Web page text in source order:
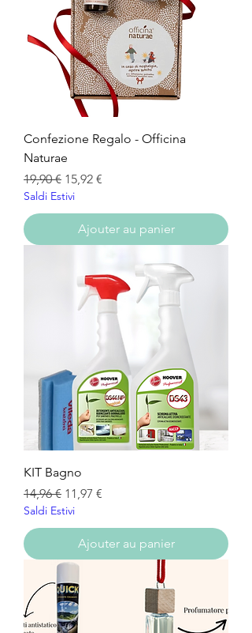
Confezione Regalo - Officina
Naturae
Prix original
19,90 € Prix promotionnel
15,92 €
Saldi Estivi
Ajouter au panier
KIT Bagno
Prix original
14,96 € Prix promotionnel
11,97 €
Saldi Estivi
Ajouter au panier